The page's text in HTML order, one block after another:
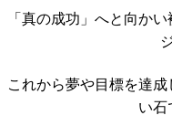
「真の成功」へと向か
これから夢や目標を達
い石